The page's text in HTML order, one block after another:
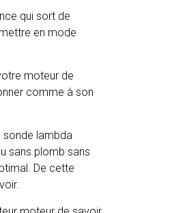
qui sort de
en mode
moteur de
comme à son
sonde lambda
sans plomb sans
De cette